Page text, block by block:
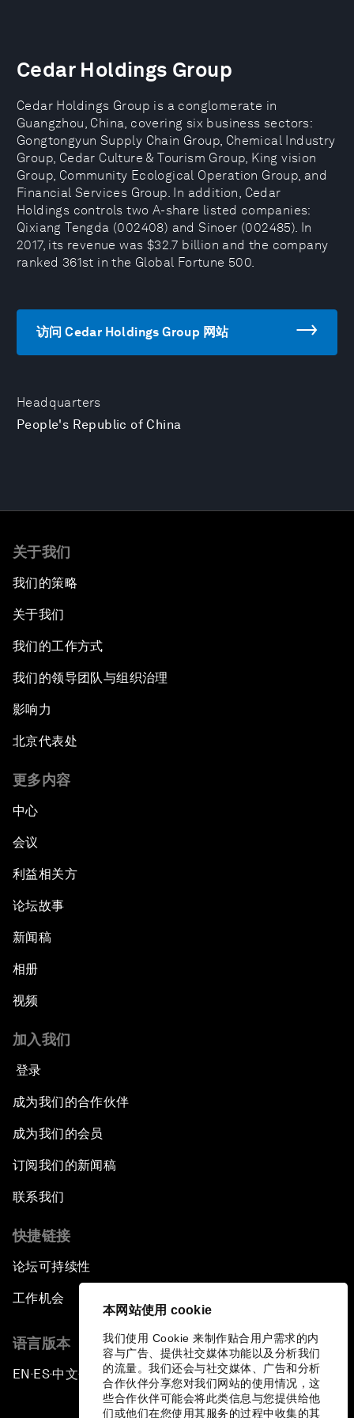
本网站使用 cookie
我们使用 Cookie 来制作贴合用户需求的内
容与广告、提供社交媒体功能以及分析我们
的流量。我们还会与社交媒体、广告和分析
合作伙伴分享您对我们网站的使用情况，这
些合作伙伴可能会将此类信息与您提供给他
们或他们在您使用其服务的过程中收集的其
Headquarters
People's Republic of China
Cedar Holdings Group
Cedar Holdings Group is a conglomerate in
Guangzhou, China, covering six business sectors:
Gongtongyun Supply Chain Group, Chemical Industry
Group, Cedar Culture & Tourism Group, King vision
Group, Community Ecological Operation Group, and
Financial Services Group. In addition, Cedar
Holdings controls two A-share listed companies:
Qixiang Tengda (002408) and Sinoer (002485). In
2017, its revenue was $32.7 billion and the company
ranked 361st in the Global Fortune 500.
访问 Cedar Holdings Group 网站
关于我们
我们的策略
关于我们
我们的工作方式
我们的领导团队与组织治理
影响力
北京代表处
更多内容
中心
会议
利益相关方
论坛故事
新闻稿
相册
视频
加入我们
登录
成为我们的合作伙伴
成为我们的会员
订阅我们的新闻稿
联系我们
快捷链接
论坛可持续性
工作机会
语言版本
EN ▪ES▪中文▪ 日本語